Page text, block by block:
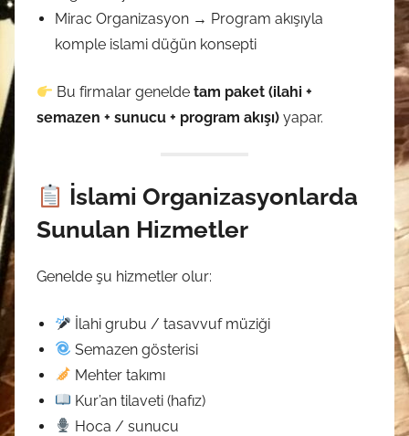
Mirac Organizasyon → Program akışıyla
komple islami düğün konsepti
Bu firmalar geneldetam paket (ilahi +
semazen + sunucu + program akışı) yapar.
İslami Organizasyonlarda
Sunulan Hizmetler
Genelde şu hizmetler olur:
İlahi grubu / tasavvuf müziği
Semazen gösterisi
Mehter takımı
Kur’an tilaveti (hafız)
Hoca / sunucu